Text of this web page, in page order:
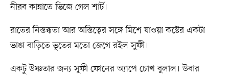
নীরব কান্নাতে ভিজে গেল শার্ট।
রাতের নিস্তব্ধতা আর অস্তিত্বের সঙ্গে মিশে যাওয়া কষ্টের একটা
ভাঙা বাড়িতে ভূতের মতো জেগে রইল সুফী।
একটু উষ্ণতার জন্য সুফী ফোনের অ্যাপে চোখ বুলাল। উবার